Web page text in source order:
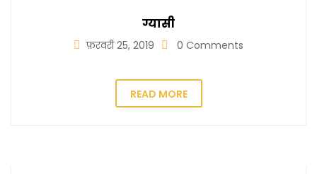
ग्यासी
फ़रवरी 25, 2019 0 Comments
READ MORE